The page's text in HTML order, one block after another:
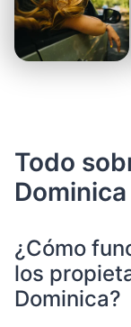
Todo
Dominica
¿Cómo
los
Dominica?